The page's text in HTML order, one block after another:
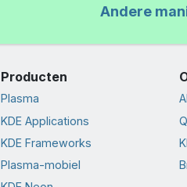
Andere
Producten
Plasma
KDE Applications
KDE Frameworks
Plasma-mobiel